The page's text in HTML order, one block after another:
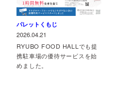
パレットくもじ
2026.04.21
RYUBO FOOD HALLでも提
携駐車場の優待サービスを始
めました。